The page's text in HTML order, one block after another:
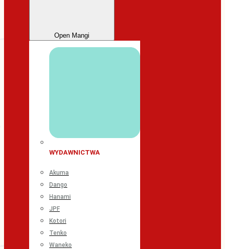
Open Mangi
WYDAWNICTWA
Akuma
Dango
Hanami
JPF
Kotori
Tenko
Waneko